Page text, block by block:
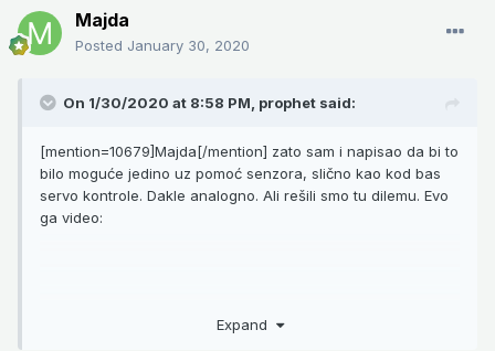
Majda
Posted January 30, 2020
On 1/30/2020 at 8:58 PM, prophet said:
[mention=10679]Majda[/mention] zato sam i napisao da bi to
bilo moguće jedino uz pomoć senzora, slično kao kod bas
servo kontrole. Dakle analogno. Ali rešili smo tu dilemu. Evo
ga video:
Expand